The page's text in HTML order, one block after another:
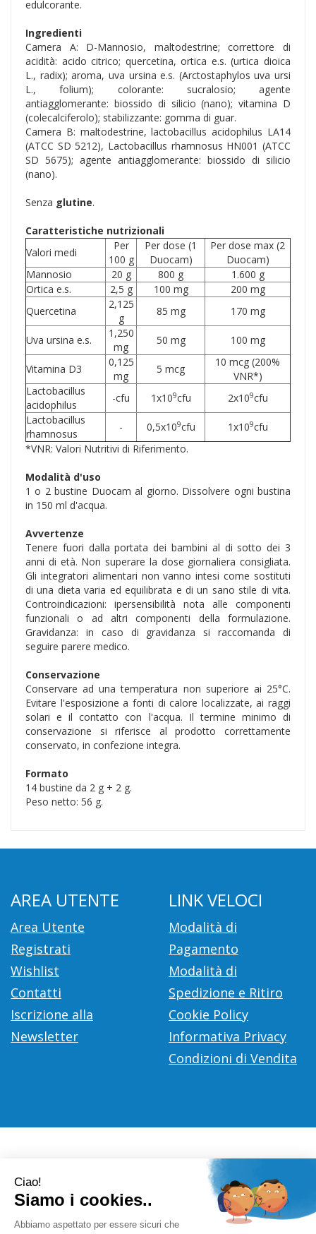
edulcorante.
Ingredienti
Camera A: D-Mannosio, maltodestrine; correttore di
acidità: acido citrico; quercetina, ortica e.s. (urtica dioica
L., radix); aroma, uva ursina e.s. (Arctostaphylos uva ursi
L., folium); colorante: sucralosio; agente
antiagglomerante: biossido di silicio (nano); vitamina D
(colecalciferolo); stabilizzante: gomma di guar.
Camera B: maltodestrine, lactobacillus acidophilus LA14
(ATCC SD 5212), Lactobacillus rhamnosus HN001 (ATCC
SD 5675); agente antiagglomerante: biossido di silicio
(nano).
Senza glutine.
Caratteristiche nutrizionali
Valori medi
Per
100 g
Per dose (1
Duocam)
Per dose max (2
Duocam)
Mannosio
20 g 800 g
1.600 g
Ortica e.s.
2,5 g 100 mg
200 mg
Quercetina
2,125
g
85 mg 170 mg
Uva ursina e.s.
1,250
mg
50 mg 100 mg
Vitamina D3
0,125
mg
5 mcg
10 mcg (200%
VNR*)
Lactobacillus
acidophilus
-cfu 1x109cfu 2x109cfu
Lactobacillus
rhamnosus
- 0,5x109cfu 1x109cfu
*VNR: Valori Nutritivi di Riferimento.
Modalità d'uso
1 o 2 bustine Duocam al giorno. Dissolvere ogni bustina
in 150 ml d'acqua.
Avvertenze
Tenere fuori dalla portata dei bambini al di sotto dei 3
anni di età. Non superare la dose giornaliera consigliata.
Gli integratori alimentari non vanno intesi come sostituti
di una dieta varia ed equilibrata e di un sano stile di vita.
Controindicazioni: ipersensibilità nota alle componenti
funzionali o ad altri componenti della formulazione.
Gravidanza: in caso di gravidanza si raccomanda di
seguire parere medico.
Conservazione
Conservare ad una temperatura non superiore ai 25°C.
Evitare l'esposizione a fonti di calore localizzate, ai raggi
solari e il contatto con l'acqua. Il termine minimo di
conservazione si riferisce al prodotto correttamente
conservato, in confezione integra.
Formato
14 bustine da 2 g + 2 g.
Peso netto: 56 g.
AREA UTENTE
Area Utente
Registrati
Wishlist
Contatti
Iscrizione alla
Newsletter
LINK VELOCI
Modalità di
Pagamento
Modalità di
Spedizione e Ritiro
Cookie Policy
Informativa Privacy
Condizioni di Vendita
Farmacia Città D'Europa Dr. Leonardo Gaoni- V.le Città
d'Europa, 700 00144 Roma (RM)
info@farmace.it
Tel.: 065290252
| P.Iva: 09281581000 |
Numero R.E.A.: 1176469